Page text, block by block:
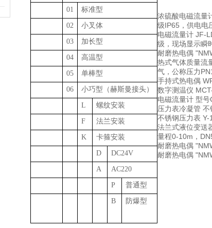
01
标准型
02 小叉体
03 加长型
04 高温型
05 单棒型
06 小巧型（赫斯曼接头）
L 螺纹安装
F 法兰安装
K 卡箍安装
D DC24V
A AC220
P 普通型
B 防爆型
浓硫酸电磁流量
级IP65，供电电
电磁流量计 JF-
级，现场显示瞬
耐磨热电偶
热式气体质量流
气，公称压力
手持式热电偶
数字测温仪
电磁流量计 型号
压力表冷凝管 不
不锈钢压力表 Y-
法兰式液位变送
量程0-10m，
耐磨热电偶
耐磨热电偶